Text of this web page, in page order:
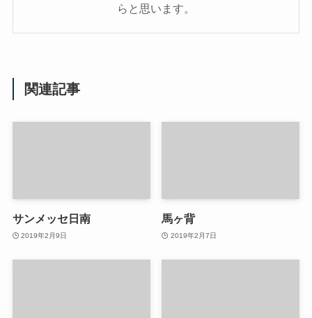
らと思います。
関連記事
サンメッセ日南
2019年2月9日
馬ヶ背
2019年2月7日